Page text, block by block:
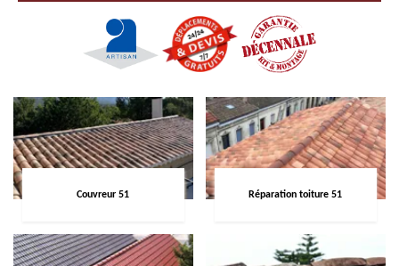
Couvreur 51 Réparation toiture 51